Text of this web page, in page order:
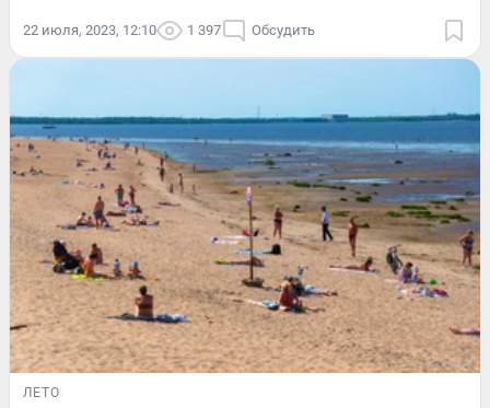
22 июля, 2023, 12:10 1 397 Обсудить
ЛЕТО